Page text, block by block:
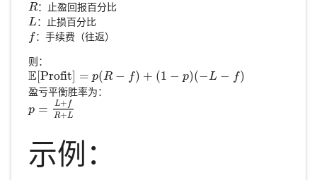
R
R ：止盈回报百分比
L
L ：止损百分比
f
f ：手续费（往返）
则：
E[Profit] = p(R − f) + (1 − p)(−L − f)
E[ Profit]= (R−f)+(1−p )(− L− f)
盈亏平衡胜率为：
p = L+ f
R+L
p=L+ fR+L
示例：